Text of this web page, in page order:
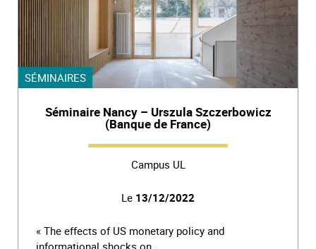
SÉMINAIRES
Séminaire Nancy – Urszula Szczerbowicz
(Banque de France)
Campus UL
Le 13/12/2022
« The effects of US monetary policy and
informational shocks on…